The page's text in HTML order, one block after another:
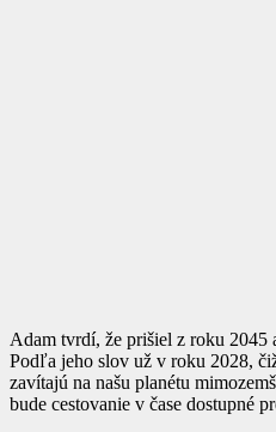
Adam tvrdí, že prišiel z roku 2045
Podľa jeho slov už v roku 2028,
zavítajú na našu planétu
bude cestovanie v čase dostupné